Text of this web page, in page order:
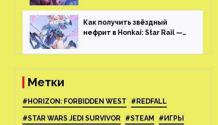
Как получить звёздный
нефрит в Honkai: Star Rail —
Метки
#HORIZON: FORBIDDEN WEST #REDFALL
#STAR WARS JEDI SURVIVOR #STEAM #ИГРЫ